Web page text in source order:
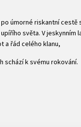
úmorné riskantní cestě
světa. V jeskynním
a řád celého klanu,
schází k svému rokování.